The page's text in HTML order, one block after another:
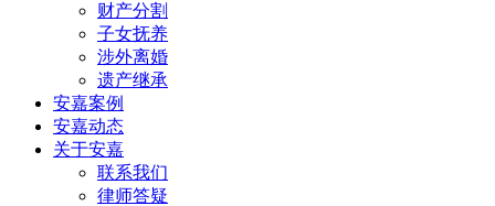
财产分割
子女抚养
涉外离婚
遗产继承
安嘉案例
安嘉动态
关于安嘉
联系我们
律师答疑